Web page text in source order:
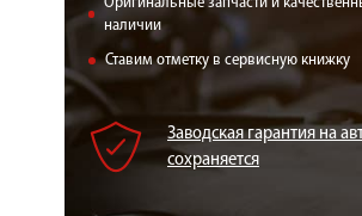
КОРП.КЛИЕНТАМ
ЦЕНЫ
ЗАПЧАСТИ
наличии
Ставим отметку в сервисную книжку
Заводская гарантия на
сохраняется